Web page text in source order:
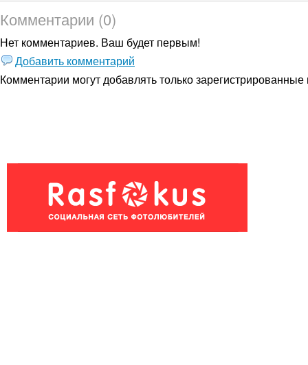
Комментарии (0)
Нет комментариев. Ваш будет первым!
Добавить комментарий
Комментарии могут добавлять толькозарегистрированные